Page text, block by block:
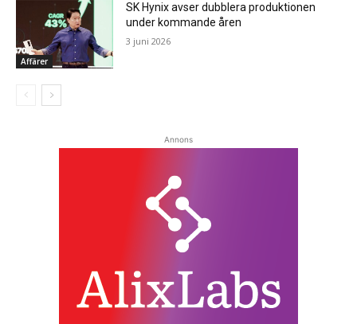
Affärer
SK Hynix avser dubblera produktionen
under kommande åren
3 juni 2026
Annons